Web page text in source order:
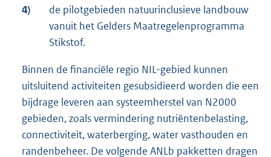
4)
de pilotgebieden natuurinclusieve landbouw
vanuit het Gelders Maatregelenprogramma
Stikstof.
Binnen de financiële regio NIL-gebied kunnen
uitsluitend activiteiten gesubsidieerd worden die een
bijdrage leveren aan systeemherstel van N2000
gebieden, zoals vermindering nutriëntenbelasting,
connectiviteit, waterberging, water vasthouden en
randenbeheer. De volgende ANLb pakketten dragen